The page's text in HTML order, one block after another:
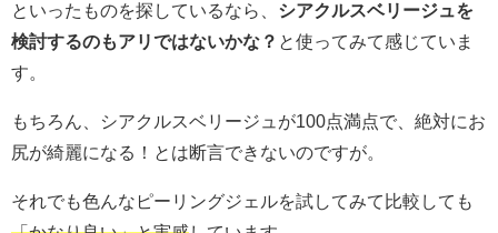
といったものを探しているなら、 シアクルスベリージュを
検討するのもアリではないかな？ と使ってみて感じていま
す。
もちろん、シアクルスベリージュが100点満点で、絶対にお
尻が綺麗になる！とは断言できないのですが。
それでも色んなピーリングジェルを試してみて比較しても